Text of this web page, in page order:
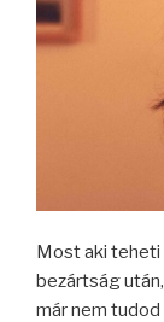
Most aki teheti
bezártság
már nem